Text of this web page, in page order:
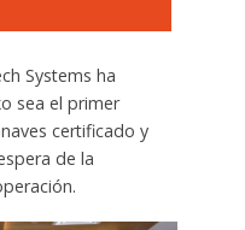
Systems ha
sea el primer
certificado y
de la